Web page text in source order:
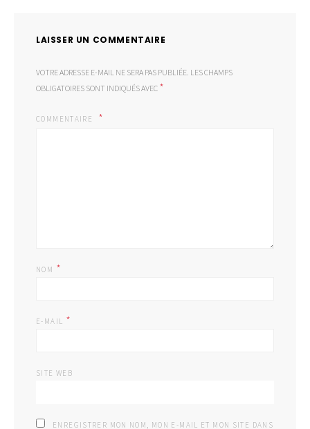
LAISSER UN COMMENTAIRE
VOTRE ADRESSE E-MAIL NE SERA PAS PUBLIÉE. LES CHAMPS
OBLIGATOIRES SONT INDIQUÉS AVEC *
COMMENTAIRE
NOM *
E-MAIL *
SITE WEB
ENREGISTRER MON NOM, MON E-MAIL ET MON SITE DANS